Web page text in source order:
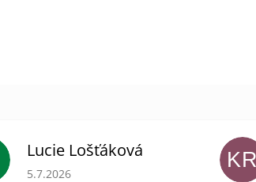
Lucie Lošťáková
Hodnocení obchodu je 5 z 5 hvězdiček.
5.7.2026
KR